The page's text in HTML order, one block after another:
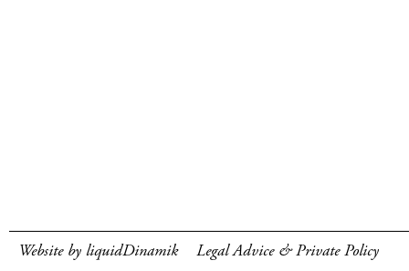
Website by liquidDinamik Legal Advice & Private Policy